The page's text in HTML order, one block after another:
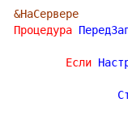
&НаСервере
Процедура
Если